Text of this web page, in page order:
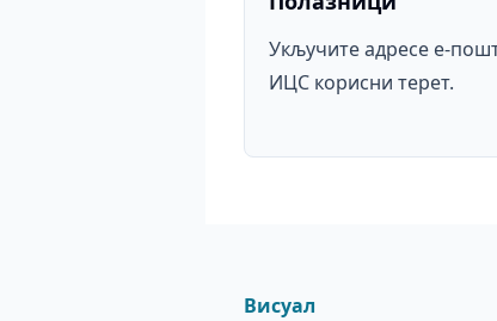
Укључите адресе е-
ИЦС корисни терет.
Висуал